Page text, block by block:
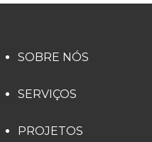
SOBRE NÓS
SERVIÇOS
PROJETOS